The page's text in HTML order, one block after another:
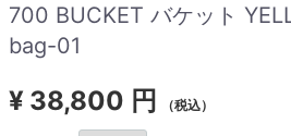
700 BUCKET バケット
bag-01
¥ 38,800 円 （税込）